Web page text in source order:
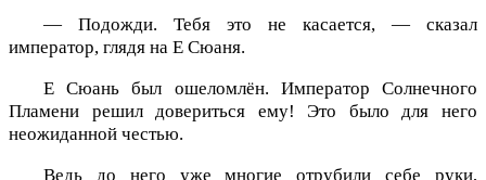
— Подожди. Тебя это не касается, — сказал
император, глядя на Е Сюаня.
Е Сюань был ошеломлён. Император Солнечного
Пламени решил довериться ему! Это было для него
неожиданной честью.
Ведь до него уже многие отрубили себе руки,